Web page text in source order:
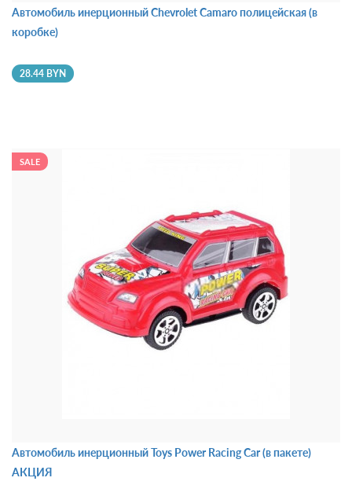
Автомобиль инерционный Chevrolet Camaro полицейская (в
коробке)
28.44 BYN
SALE
Автомобиль инерционный Toys Power Racing Car (в пакете)
АКЦИЯ